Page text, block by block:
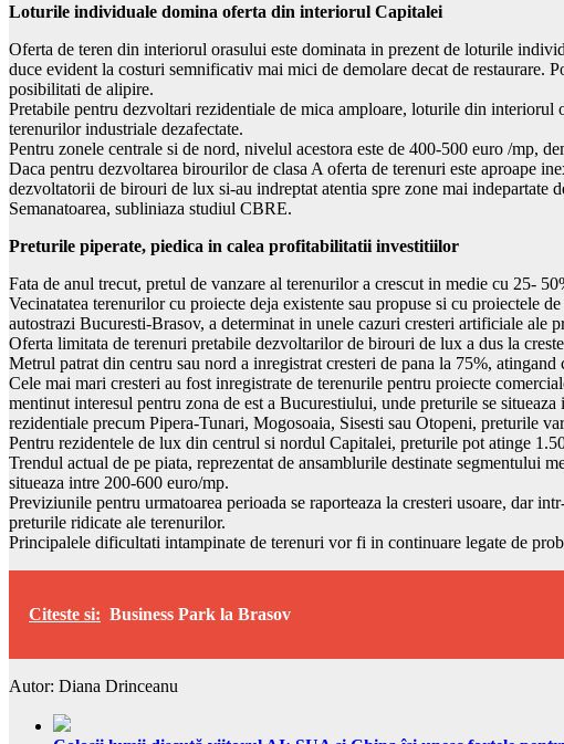
Loturile individuale domina oferta din interiorul Capitalei
Oferta de teren din interiorul orasului este dominata in prezent de loturile
duce evident la costuri semnificativ mai mici de demolare decat de restaurare.
posibilitati de alipire.
Pretabile pentru dezvoltari rezidentiale de mica amploare, loturile din
terenurilor industriale dezafectate.
Pentru zonele centrale si de nord, nivelul acestora este de 400-500 euro /mp,
Daca pentru dezvoltarea birourilor de clasa A oferta de terenuri este aproape
dezvoltatorii de birouri de lux si-au indreptat atentia spre zone mai
Semanatoarea, subliniaza studiul CBRE.
Preturile piperate, piedica in calea profitabilitatii investitiilor
Fata de anul trecut, pretul de vanzare al terenurilor a crescut in medie cu 25-
Vecinatatea terenurilor cu proiecte deja existente sau propuse si cu proiectele
autostrazi Bucuresti-Brasov, a determinat in unele cazuri cresteri artificiale ale
Oferta limitata de terenuri pretabile dezvoltarilor de birouri de lux a dus la
Metrul patrat din centru sau nord a inregistrat cresteri de pana la 75%,
Cele mai mari cresteri au fost inregistrate de terenurile pentru proiecte
mentinut interesul pentru zona de est a Bucurestiului, unde preturile se
rezidentiale precum Pipera-Tunari, Mogosoaia, Sisesti sau Otopeni, preturile
Pentru rezidentele de lux din centrul si nordul Capitalei, preturile pot atinge
Trendul actual de pe piata, reprezentat de ansamblurile destinate segmentului
situeaza intre 200-600 euro/mp.
Previziunile pentru urmatoarea perioada se raporteaza la cresteri usoare, dar
preturile ridicate ale terenurilor.
Principalele dificultati intampinate de terenuri vor fi in continuare legate de
Citeste si: Business Park la Brasov
Autor: Diana Drinceanu